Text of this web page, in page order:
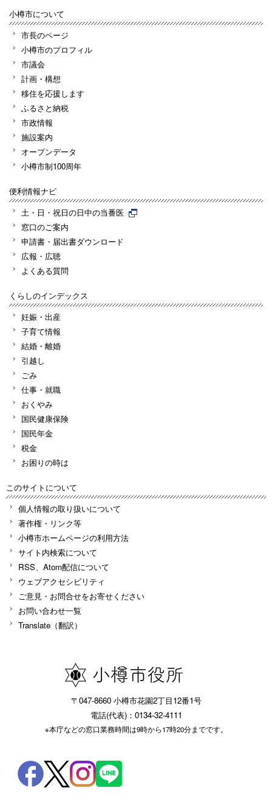
小樽市について
市長のページ
小樽市のプロフィル
市議会
計画・構想
移住を応援します
ふるさと納税
市政情報
施設案内
オープンデータ
小樽市制100周年
便利情報ナビ
土・日・祝日の日中の当番医
窓口のご案内
申請書・届出書ダウンロード
広報・広聴
よくある質問
くらしのインデックス
妊娠・出産
子育て情報
結婚・離婚
引越し
ごみ
仕事・就職
おくやみ
国民健康保険
国民年金
税金
お困りの時は
このサイトについて
個人情報の取り扱いについて
著作権・リンク等
小樽市ホームページの利用方法
サイト内検索について
RSS、Atom配信について
ウェブアクセシビリティ
ご意見・お問合せをお寄せください
お問い合わせ一覧
Translate（翻訳）
〒047-8660 小樽市花園2丁目12番1号
電話(代表)：0134-32-4111
※本庁などの窓口業務時間は9時から17時20分までです。